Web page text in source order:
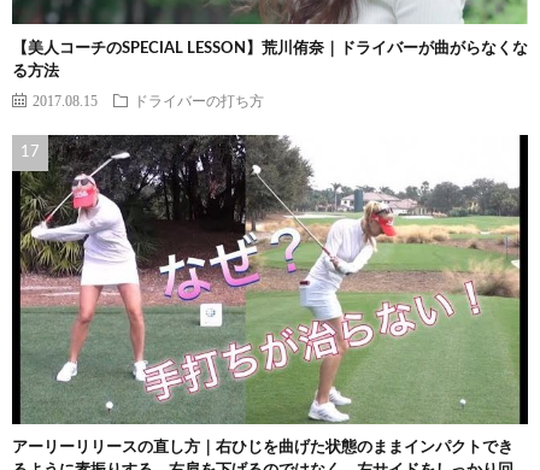
【美人コーチのSPECIAL LESSON】荒川侑奈｜ドライバーが曲がらなくな
る方法
2017.08.15 ドライバーの打ち方
アーリーリリースの直し方｜右ひじを曲げた状態のままインパクトでき